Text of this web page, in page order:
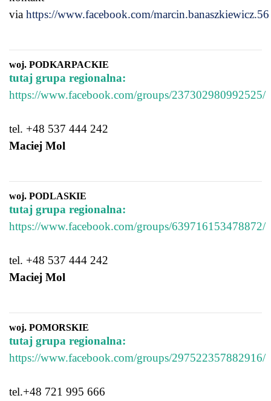
via https://www.facebook.com/marcin.banaszkiewicz.56
woj. PODKARPACKIE
tutaj grupa regionalna:
https://www.facebook.com/groups/237302980992525/
tel. +48 537 444 242
Maciej Mol
woj. PODLASKIE
tutaj grupa regionalna:
https://www.facebook.com/groups/639716153478872/
tel. +48 537 444 242
Maciej Mol
woj. POMORSKIE
tutaj grupa regionalna:
https://www.facebook.com/groups/297522357882916/
tel.+48 721 995 666